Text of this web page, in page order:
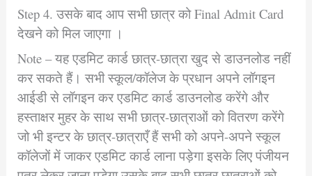
Step 4. उसके बाद आप सभी छात्र को Final Admit Card
देखने को मिल जाएगा ।
Note – यह एडमिट कार्ड छात्र-छात्रा खुद से डाउनलोड नहीं
कर सकते हैं। सभी स्कूल/कॉलेज के प्रधान अपने लॉगइन
आईडी से लॉगइन कर एडमिट कार्ड डाउनलोड करेंगे और
हस्ताक्षर मुहर के साथ सभी छात्र-छात्राओं को वितरण करेंगे
जो भी इन्टर के छात्र-छात्राएँ हैं सभी को अपने-अपने स्कूल
कॉलेजों में जाकर एडमिट कार्ड लाना पड़ेगा इसके लिए पंजीयन